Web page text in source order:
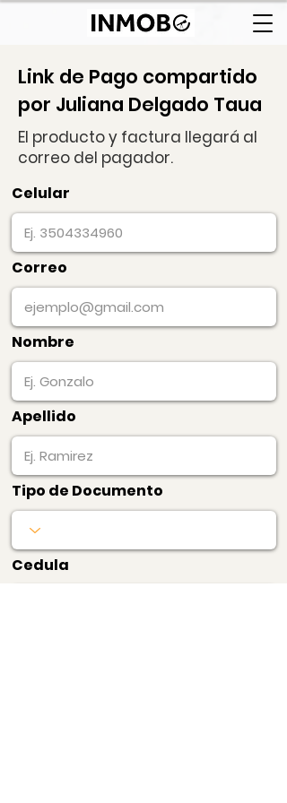
Link de Pago compartido
por Juliana Delgado Taua
El producto y factura llegará al
correo del pagador.
Celular
Correo
Nombre
Apellido
Tipo de Documento
Cedula